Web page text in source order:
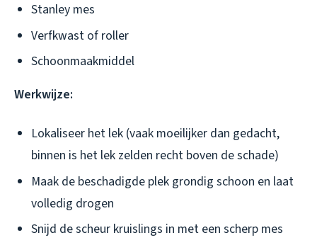
Stanley mes
Verfkwast of roller
Schoonmaakmiddel
Werkwijze:
Lokaliseer het lek (vaak moeilijker dan gedacht,
binnen is het lek zelden recht boven de schade)
Maak de beschadigde plek grondig schoon en laat
volledig drogen
Snijd de scheur kruislings in met een scherp mes